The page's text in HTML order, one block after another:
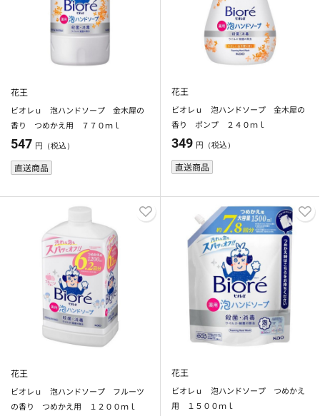
花王
ビオレｕ 泡ハンドソープ 金木犀の
香り つめかえ用 ７７０ｍｌ
547 円（税込）
直送商品
花王
ビオレｕ 泡ハンドソープ 金木犀の
香り ポンプ ２４０ｍｌ
349 円（税込）
直送商品
花王
ビオレｕ 泡ハンドソープ フルーツ
の香り つめかえ用 １２００ｍｌ
花王
ビオレｕ 泡ハンドソープ つめかえ
用 １５００ｍｌ